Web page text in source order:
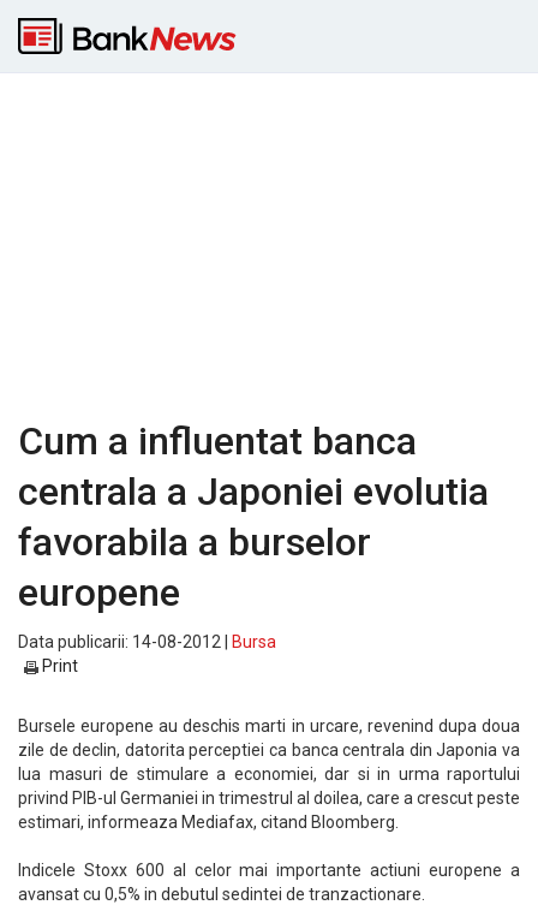
Cum a influentat banca
centrala a Japoniei evolutia
favorabila a burselor
europene
Data publicarii: 14-08-2012 |
Bursa
Print
Bursele europene au deschis marti in urcare, revenind dupa doua
zile de declin, datorita perceptiei ca banca centrala din Japonia va
lua masuri de stimulare a economiei, dar si in urma raportului
privind PIB-ul Germaniei in trimestrul al doilea, care a crescut peste
estimari, informeaza Mediafax, citand Bloomberg.
Indicele Stoxx 600 al celor mai importante actiuni europene a
avansat cu 0,5% in debutul sedintei de tranzactionare.